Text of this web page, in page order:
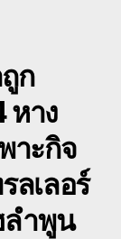
ก
หาง
าะกิจ
ลเลอร์
ลำพูน